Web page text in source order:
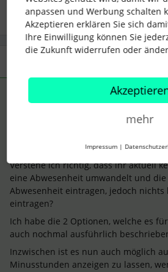
Lena
Unternehmen 100% verstanden
Verstehe ich richtig, dass ihr aktuell
eine Abwesenheit umwandelt und
Abwesenheit eintragen, jedoch
eintragen?
Ich habe die 2 Optionen, welche es
auch nochmal ausführlich
Inzwischen ist es nun auch möglich
Minusstunden anzeigen zu lassen,
anpassen und Werbung schalten
Akzeptieren erklären Sie sich
Ihre Einwilligung können Sie
die Zukunft widerrufen oder
mehr
Impressum |